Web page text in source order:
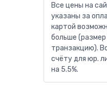
Все цены на
указаны за
картой
больше (размер
транзакцию).
счёту для юр.
на 5.5%.